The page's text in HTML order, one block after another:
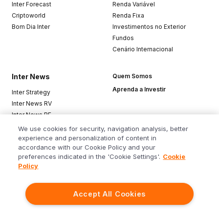
Siga o Inter
Inter Forecast
Criptoworld
Bom Dia Inter
Renda Variável
Renda Fixa
Investimentos no Exterior
Fundos
Cenário Internacional
Inter News
Inter Strategy
Inter News RV
Inter News RF
Top Funds
Quem Somos
Aprenda a Investir
Baixe o app
We use cookies for security, navigation analysis, better
experience and personalization of content in
accordance with our Cookie Policy and your
preferences indicated in the 'Cookie Settings'. Cookie
Policy
Accept All Cookies